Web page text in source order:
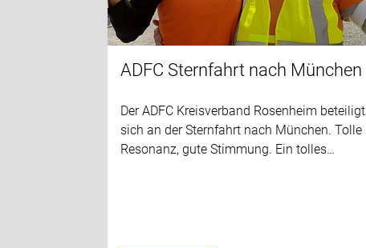
ADFC Sternfahrt nach München
Der ADFC Kreisverband Rosenheim beteiligt
sich an der Sternfahrt nach München. Tolle
Resonanz, gute Stimmung. Ein tolles…